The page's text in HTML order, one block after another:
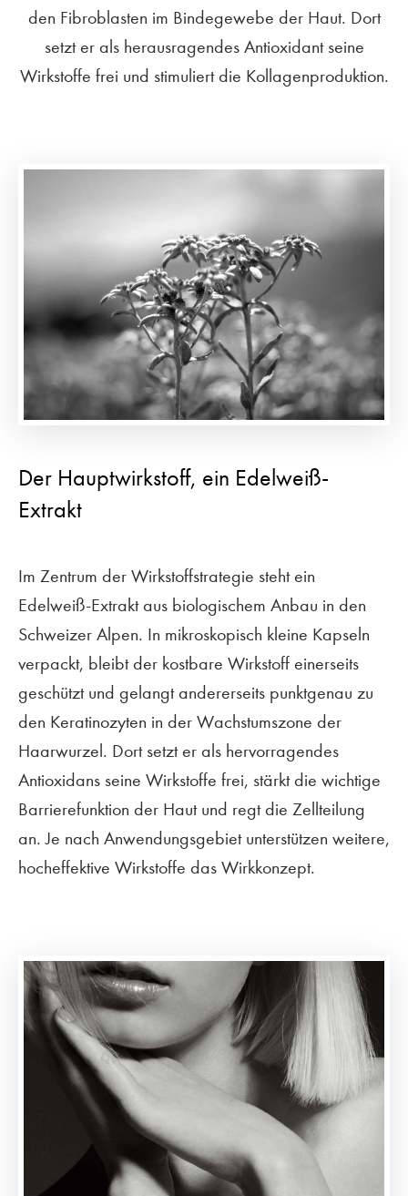
den Fibroblasten im Bindegewebe der Haut. Dort
setzt er als herausragendes Antioxidant seine
Wirkstoffe frei und stimuliert die Kollagenproduktion.
Der Hauptwirkstoff, ein Edelweiß-
Extrakt
Im Zentrum der Wirkstoffstrategie steht ein
Edelweiß-Extrakt aus biologischem Anbau in den
Schweizer Alpen. In mikroskopisch kleine Kapseln
verpackt, bleibt der kostbare Wirkstoff einerseits
geschützt und gelangt andererseits punktgenau zu
den Keratinozyten in der Wachstumszone der
Haarwurzel. Dort setzt er als hervorragendes
Antioxidans seine Wirkstoffe frei, stärkt die wichtige
Barrierefunktion der Haut und regt die Zellteilung
an. Je nach Anwendungsgebiet unterstützen weitere,
hocheffektive Wirkstoffe das Wirkkonzept.